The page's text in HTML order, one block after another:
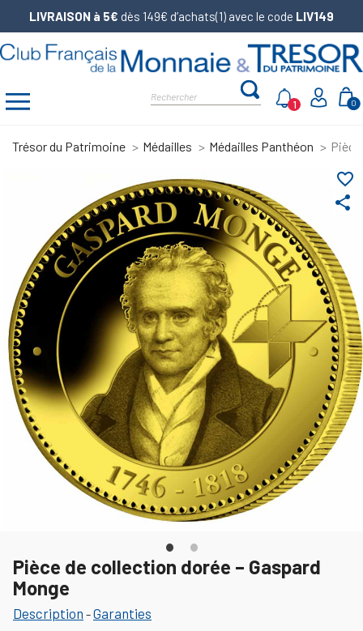
LIVRAISON à 5€ dès 149€ d’achats(1) avec le code LIV149
0
1
Trésor du Patrimoine Médailles Médailles Panthéon
share
favorite_border
Pièce de collection dorée – Gaspard
Monge
Description -Garanties